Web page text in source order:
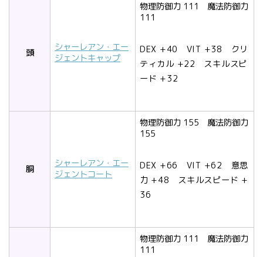
頭
シャーレアン・エー
ジェントキャップ
物理防御力 111 魔法防御力
111
DEX +40 VIT +38 クリ
ティカル +22 スキルスピ
ード +32
胴
シャーレアン・エー
ジェントコート
物理防御力 155 魔法防御力
155
DEX +66 VIT +62 意思
力 +48 スキルスピード +
36
物理防御力 111 魔法防御力
111